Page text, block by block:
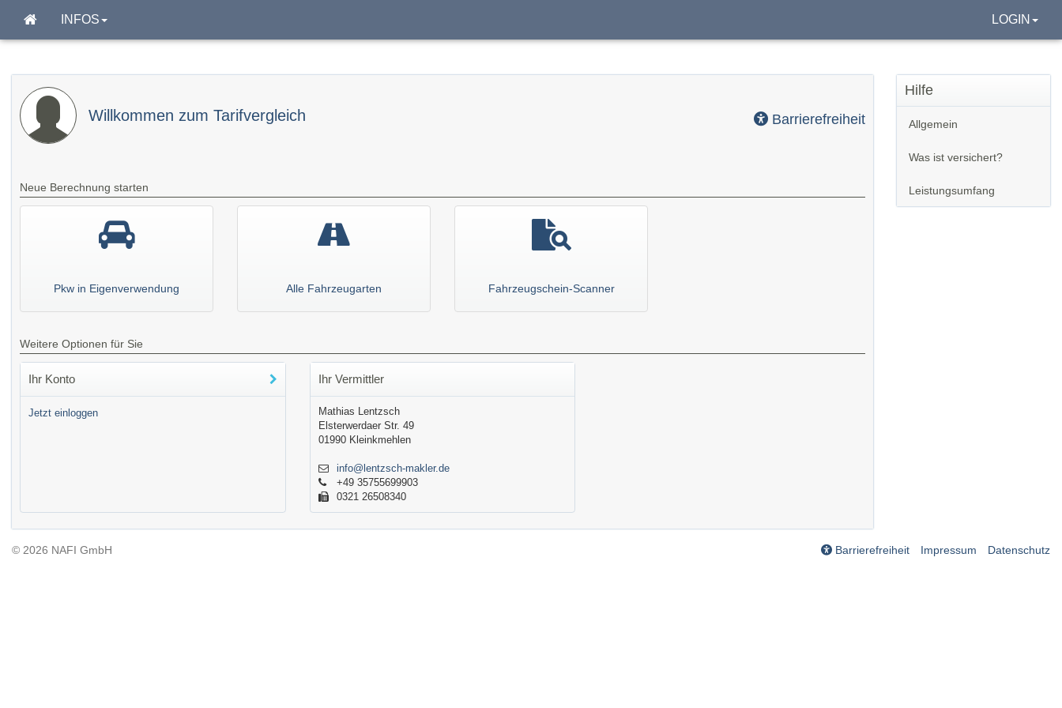
INFOS LOGIN
Willkommen zum Tarifvergleich Barrierefreiheit
Neue Berechnung starten
Pkw in Eigenverwendung Alle Fahrzeugarten Fahrzeugschein-Scanner
Weitere Optionen für Sie
Ihr Konto
Jetzt einloggen
Ihr Vermittler
Mathias Lentzsch
Elsterwerdaer Str. 49
01990 Kleinkmehlen
info@lentzsch-makler.de
+49 35755699903
0321 26508340
Hilfe
Allgemein
Was ist versichert?
Leistungsumfang
© 2026 NAFI GmbH Barrierefreiheit Impressum Datenschutz